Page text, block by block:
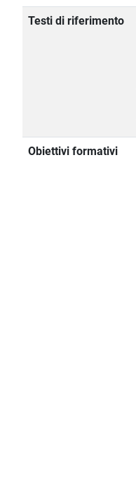
Testi di riferimento
Obiettivi formativi